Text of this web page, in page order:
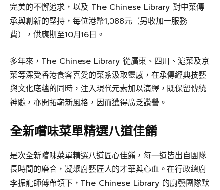
完美的不懈追求，以及 The Chinese Library 對中菜傳
承與創新的堅持，每位港幣1,088元（另收加一服務
費），供應期至10月16日。
多年來，The Chinese Library 從廣東、四川、滬菜及京
菜等深受香港食客喜愛的菜系汲取靈感，在承傳經典技藝
與文化底蘊的同時，注入現代元素加以演繹，既保留傳統
神髓，亦開拓嶄新風格，因而獲得廣泛讚譽。
全新嚐味菜單精選八道佳餚
是次全新嚐味菜單精選八道匠心佳餚，每一道皆出自團隊
長時間的磨合，凝聚廚藝匠人的才華與心血。在行政總廚
李振龍師傅帶領下，The Chinese Library 的廚藝團隊默